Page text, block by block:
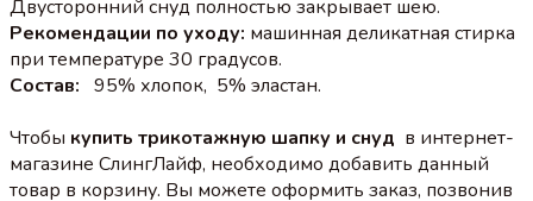
Двусторонний снуд полностью закрывает шею.
Рекомендации по уходу: машинная деликатная стирка
при температуре 30 градусов.
Состав: 95% хлопок, 5% эластан.
Чтобы купить трикотажную шапку и снуд в интернет-
магазине СлингЛайф, необходимо добавить данный
товар в корзину. Вы можете оформить заказ, позвонив